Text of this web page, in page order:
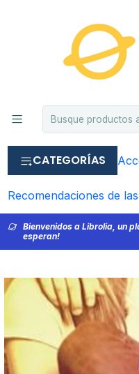
CATEGORÍAS
Recomendaciones de
Bienvenidos a Librolia, un
esperan!